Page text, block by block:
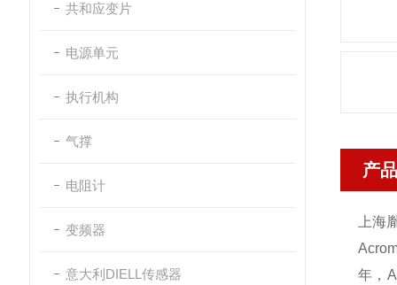
共和应变片
电源单元
执行机构
气撑
电阻计
变频器
意大利DIELL传感器
产
上海
年，